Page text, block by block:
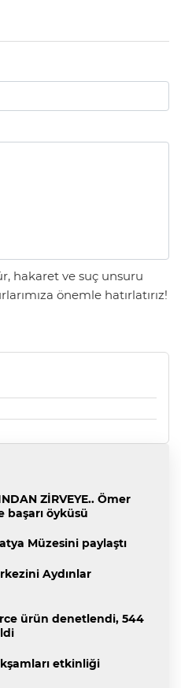
hakaret ve suç unsuru
önemle hatırlatırız!
ZİRVEYE.. Ömer
başarı öyküsü
Müzesini paylaştı
Aydınlar
ürün denetlendi, 544
etkinliği